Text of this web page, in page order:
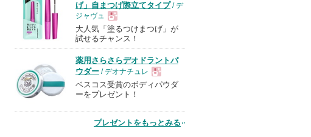
げ」自まつげ際立てタイプ/ デ
ジャヴュ
現
品
大人気「塗るつけまつげ」が
試せるチャンス！
薬用さらさらデオドラントパ
ウダー / デオナチュレ
現
品
ベスコス受賞のボディパウダ
ーをプレゼント！
プレゼントをもっとみる